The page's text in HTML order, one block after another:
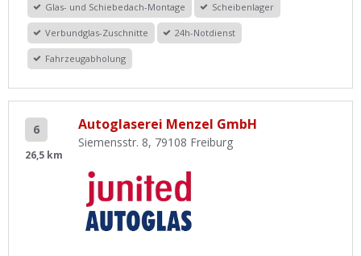
Glas- und Schiebedach-Montage Scheibenlager
Verbundglas-Zuschnitte 24h-Notdienst
Fahrzeugabholung
6
26,5 km
Autoglaserei Menzel GmbH
Siemensstr. 8, 79108 Freiburg